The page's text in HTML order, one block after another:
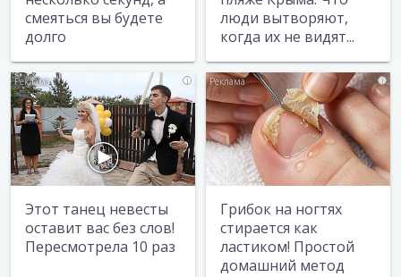
смеяться вы будете
долго
люди вытворяют,
когда их не видят...
i
Этот танец невесты
оставит вас без слов!
Пересмотрела 10 раз
i
Грибок на ногтях
стирается как
ластиком! Простой
домашний метод